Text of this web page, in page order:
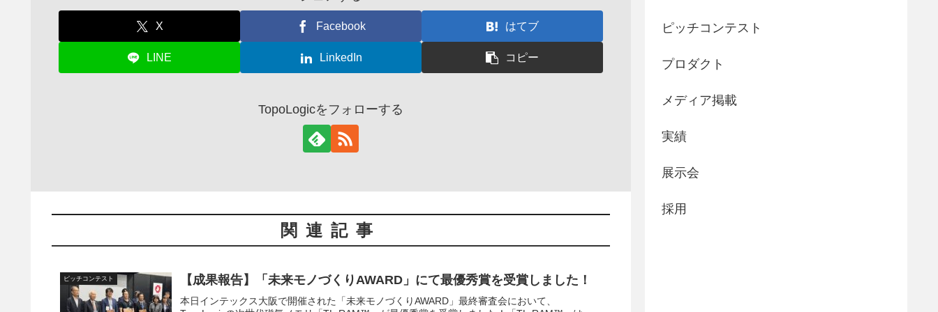
X Facebook はてブ
LINE LinkedIn コピー
TopoLogicをフォローする
関連記事
ピッチコンテスト 【成果報告】「未来モノづくりAWARD」にて最優秀賞を受賞しました！
本日インテックス大阪で開催された「未来モノづくりAWARD」最終審査会において、
ピッチコンテスト
プロダクト
メディア掲載
実績
展示会
採用